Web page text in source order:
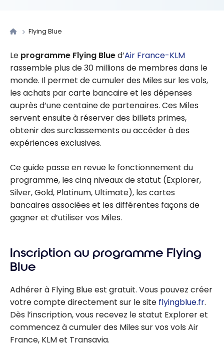
Flying Blue
Le programme Flying Blued’Air France-KLM
rassemble plus de 30 millions de membres dans le
monde. Il permet de cumuler des Miles sur les vols,
les achats par carte bancaire et les dépenses
auprès d’une centaine de partenaires. Ces Miles
servent ensuite à réserver des billets primes,
obtenir des surclassements ou accéder à des
expériences exclusives.
Ce guide passe en revue le fonctionnement du
programme, les cinq niveaux de statut (Explorer,
Silver, Gold, Platinum, Ultimate), les cartes
bancaires associées et les différentes façons de
gagner et d’utiliser vos Miles.
Inscription au programme Flying
Blue
Adhérer à Flying Blue est gratuit. Vous pouvez créer
votre compte directement sur le site flyingblue.fr.
Dès l’inscription, vous recevez le statut Explorer et
commencez à cumuler des Miles sur vos vols Air
France, KLM et Transavia.